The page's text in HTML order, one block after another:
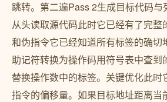
跳转。第二遍Pass 2生成目标代码与
从头读取源代码此时它已经有了完整
和伪指令它已经知道所有标签的确切
助记符转换为操作码用符号表中查到
替换操作数中的标签。关键优化此时
指令的偏移量。如果目标地址距离当